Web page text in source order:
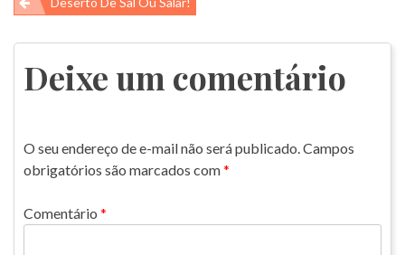
de
Post
Deixe um comentário
O seu endereço de e-mail não será publicado.Campos
obrigatórios são marcados com*
Comentário *